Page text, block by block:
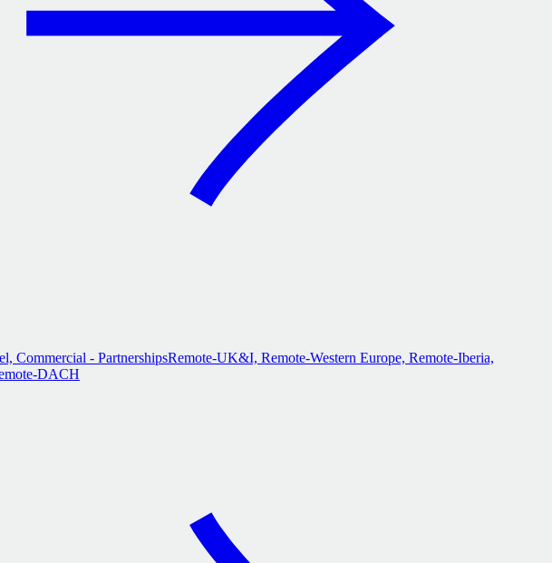
Commercial - PartnershipsRemote-UK&I, Remote-Western Europe, Remote-Iberia,
DACH